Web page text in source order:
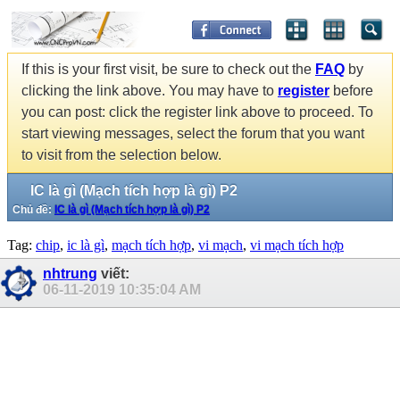
If this is your first visit, be sure to check out the FAQ by
clicking the link above. You may have to register before
you can post: click the register link above to proceed. To
start viewing messages, select the forum that you want
to visit from the selection below.
IC là gì (Mạch tích hợp là gì) P2
Chủ đề: IC là gì (Mạch tích hợp là gì) P2
Tag: chip, ic là gì, mạch tích hợp, vi mạch, vi mạch tích hợp
nhtrung viết:
06-11-2019 10:35:04 AM